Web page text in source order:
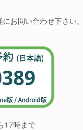
お問い合わせ下さい
17時まで